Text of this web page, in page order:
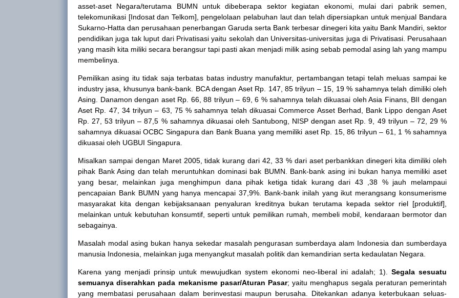
asset-aset Negara/terutama BUMN untuk dibeberapa sektor kegiatan ekonomi, mulai dari pabrik semen,
telekomunikasi [Indosat dan Telkom], pengelolaan pelabuhan laut dan telah dipersiapkan untuk menjual Bandara
Sukarno-Hatta dan perusahaan penerbangan Garuda serta Bank terbesar dinegeri kita yaitu Bank Mandiri, sektor
pendidikan juga tak luput dari Privatisasi yaitu sekolah dan Universitas-universitas juga di Privatisasi. Perusahaan
yang masih kita miliki secara berangsur tapi pasti akan menjadi milik asing sebab pemodal asing lah yang mampu
membelinya.
Pemilikan asing itu tidak saja terbatas batas industry manufaktur, pertambangan tetapi telah meluas sampai ke
industry jasa, khusunya bank-bank. BCA dengan Aset Rp. 147, 85 trilyun – 15, 19 % sahamnya telah dimiliki oleh
Asing. Danamon dengan aset Rp. 66, 88 trilyun – 69, 6 % sahamnya telah dikuasai oleh Asia Finans, BII dengan
Aset Rp. 47, 34 trilyun – 63, 75 % sahamnya telah dikuasai Commerce Asset Berhad, Bank Lippo dengan Aset
Rp. 27, 53 trilyun – 87,5 % sahamnya dikuasai oleh Santubong, NISP dengan aset Rp. 9, 49 trilyun – 72, 29 %
sahamnya dikuasai OCBC Singapura dan Bank Buana yang memiliki aset Rp. 15, 86 trilyun – 61, 1 % sahamnya
dikuasai oleh UGBUI Singapura.
Misalkan sampai dengan Maret 2005, tidak kurang dari 42, 33 % dari aset perbankkan dinegeri kita dimiliki oleh
pihak Bank Asing dan telah meruntuhkan dominasi bak BUMN. Bank-bank asing ini bukan hanya memiliki aset
yang besar, melainkan juga menghimpun dana pihak ketiga tidak kurang dari 43 ,38 % jauh melampaui
pencapaian Bank BUMN yang hanya mencapai 37,9%. Bank-bank inilah yang ikut merangsang konsumerisme
masyarakat kita dengan kebijaksanaan penyaluran kreditnya bukan terutama kepada sektor riel [produktif],
melainkan untuk kebutuhan konsumtif, seperti untuk pemilikan rumah, membeli mobil, kendaraan bermotor dan
sebagainya.
Masalah modal asing bukan hanya sekedar masalah pengurasan sumberdaya alam Indonesia dan sumberdaya
manusia Indonesia, melainkan juga menyangkut masalah politik dan kemandirian serta kedaulatan Negara.
Karena yang menjadi prinsip untuk mewujudkan system ekonomi neo-liberal ini adalah; 1). Segala sesuatu
semuanya diserahkan pada mekanisme pasar/Aturan Pasar; yaitu menghapus segala peraturan pemerintah
yang membatasi perusahaan dalam berinvestasi maupun berusaha. Ditekankan adanya keterbukaan seluas-